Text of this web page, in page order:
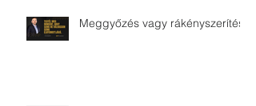
Meggyőzés vagy rákényszerítés?